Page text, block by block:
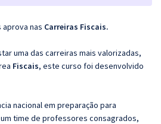
nas Carreiras Fiscais.
uma das carreiras mais valorizadas,
Fiscais, este curso foi desenvolvido
nacional em preparação para
time de professores consagrados,